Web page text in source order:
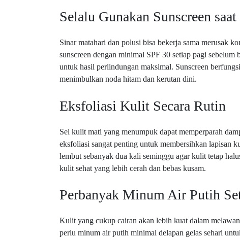
Selalu Gunakan Sunscreen
Sinar matahari dan polusi bisa bekerja sama merusak
sunscreen dengan minimal SPF 30 setiap pagi
untuk hasil perlindungan maksimal. Sunscreen
menimbulkan noda hitam dan kerutan dini.
Eksfoliasi Kulit Secara Rutin
Sel kulit mati yang menumpuk dapat memperparah
eksfoliasi sangat penting untuk membersihkan lapisan
lembut sebanyak dua kali seminggu agar kulit tetap
kulit sehat yang lebih cerah dan bebas kusam.
Perbanyak Minum Air Putih
Kulit yang cukup cairan akan lebih kuat dalam
perlu minum air putih minimal delapan gelas sehari